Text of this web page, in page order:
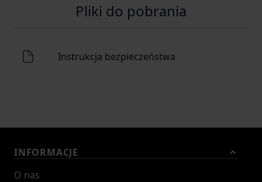
Pliki do pobrania
Instrukcja bezpieczeństwa
INFORMACJE
O nas